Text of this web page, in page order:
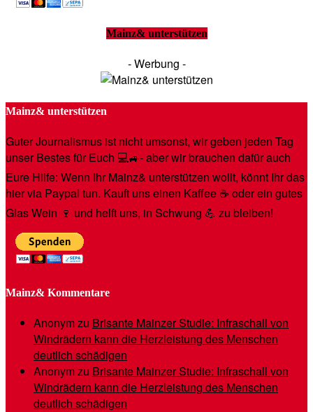
Mainz& unterstützen
- Werbung -
Mainz& unterstützen
Guter Journalismus ist nicht umsonst, wir geben jeden Tag
unser Bestes für Euch 💻🚙- aber wir brauchen dafür auch
Eure Hilfe: Wenn Ihr Mainz& unterstützen wollt, könnt Ihr das
hier via Paypal tun. Kauft uns einen Kaffee ☕️ oder ein gutes
Glas Wein 🍷 und helft uns, in Schwung 💪 zu bleiben!
Mainz& Kommentare
Anonymzu Brisante Mainzer Studie: Infraschall von
Windrädern kann die Herzleistung des Menschen
deutlich schädigen
Anonymzu Brisante Mainzer Studie: Infraschall von
Windrädern kann die Herzleistung des Menschen
deutlich schädigen